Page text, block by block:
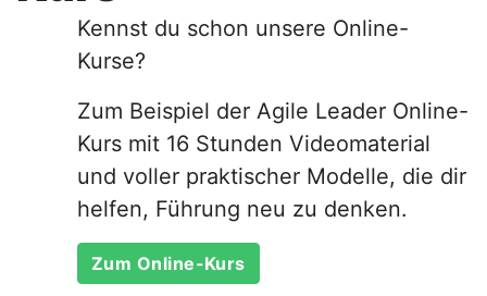
Kennst du schon unsere Online-
Kurse?
Zum Beispiel der Agile Leader Online-
Kurs mit 16 Stunden Videomaterial
und voller praktischer Modelle, die dir
helfen, Führung neu zu denken.
Zum Online-Kurs